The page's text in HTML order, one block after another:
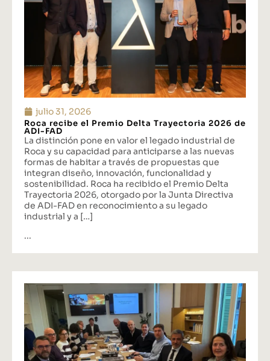
julio 31, 2026
Roca recibe el Premio Delta Trayectoria 2026 de
ADI-FAD
La distinción pone en valor el legado industrial de
Roca y su capacidad para anticiparse a las nuevas
formas de habitar a través de propuestas que
integran diseño, innovación, funcionalidad y
sostenibilidad. Roca ha recibido el Premio Delta
Trayectoria 2026, otorgado por la Junta Directiva
de ADI-FAD en reconocimiento a su legado
industrial y a […]
...